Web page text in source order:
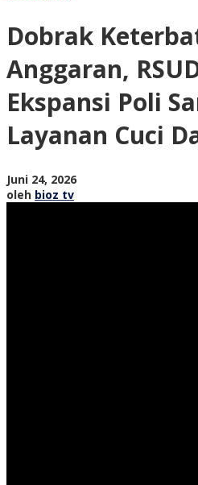
Dobrak
Anggaran,
Ekspansi Poli
Layanan Cuci
Juni 24, 2026oleh
oleh bioz tv